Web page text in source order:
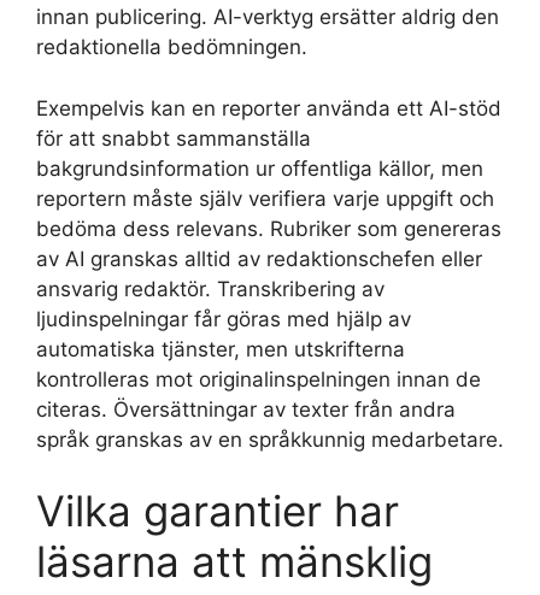
innan publicering. AI-verktyg ersätter aldrig den
redaktionella bedömningen.
Exempelvis kan en reporter använda ett AI-stöd
för att snabbt sammanställa
bakgrundsinformation ur offentliga källor, men
reportern måste själv verifiera varje uppgift och
bedöma dess relevans. Rubriker som genereras
av AI granskas alltid av redaktionschefen eller
ansvarig redaktör. Transkribering av
ljudinspelningar får göras med hjälp av
automatiska tjänster, men utskrifterna
kontrolleras mot originalinspelningen innan de
citeras. Översättningar av texter från andra
språk granskas av en språkkunnig medarbetare.
Vilka garantier har
läsarna att mänsklig